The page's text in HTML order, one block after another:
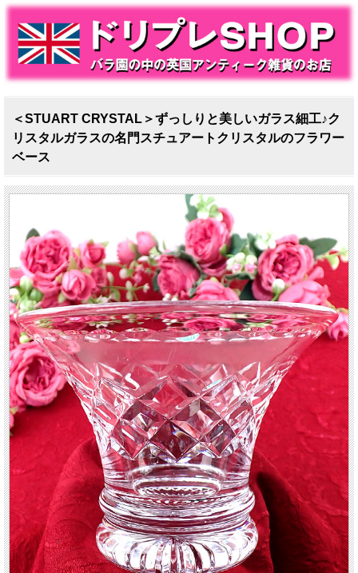
＜STUART CRYSTAL＞ずっしりと美しいガラス細工♪ク
リスタルガラスの名門スチュアートクリスタルのフラワー
ベース